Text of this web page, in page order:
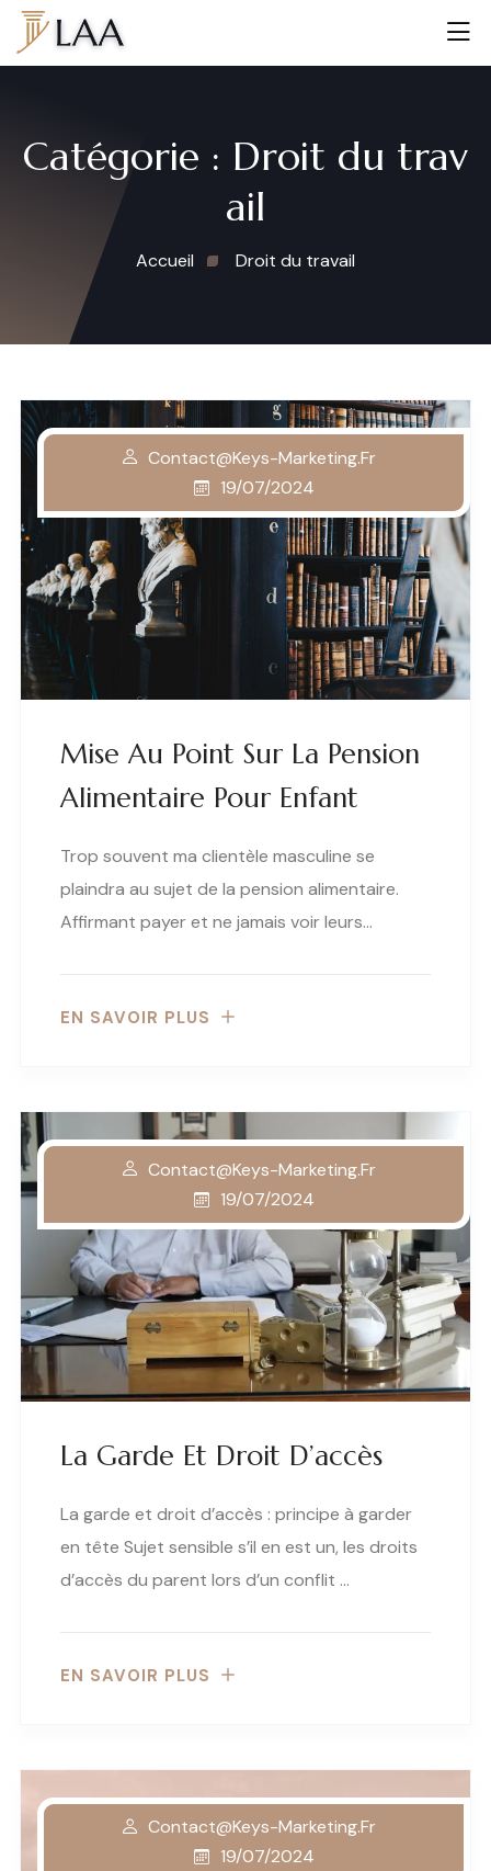
Catégorie : Droit du trav
ail
Accueil Droit du travail
Mise Au Point Sur La Pension
Alimentaire Pour Enfant
Contact@keys-Marketing.fr
19/07/2024
Trop souvent ma clientèle masculine se
plaindra au sujet de la pension alimentaire.
Affirmant payer et ne jamais voir leurs…
EN SAVOIR PLUS
La Garde Et Droit D’accès
Contact@keys-Marketing.fr
19/07/2024
La garde et droit d’accès : principe à garder
en tête Sujet sensible s’il en est un, les droits
d’accès du parent lors d’un conflit …
EN SAVOIR PLUS
Contact@keys-Marketing.fr
19/07/2024